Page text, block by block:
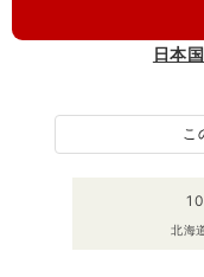
日本
こ
北海